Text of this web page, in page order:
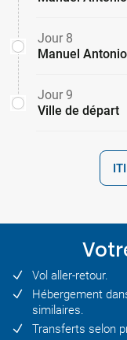
Jour 8
Manuel
Jour 9
Ville de départ
Vol aller-retour.
Hébergement
similaires.
Transferts selon